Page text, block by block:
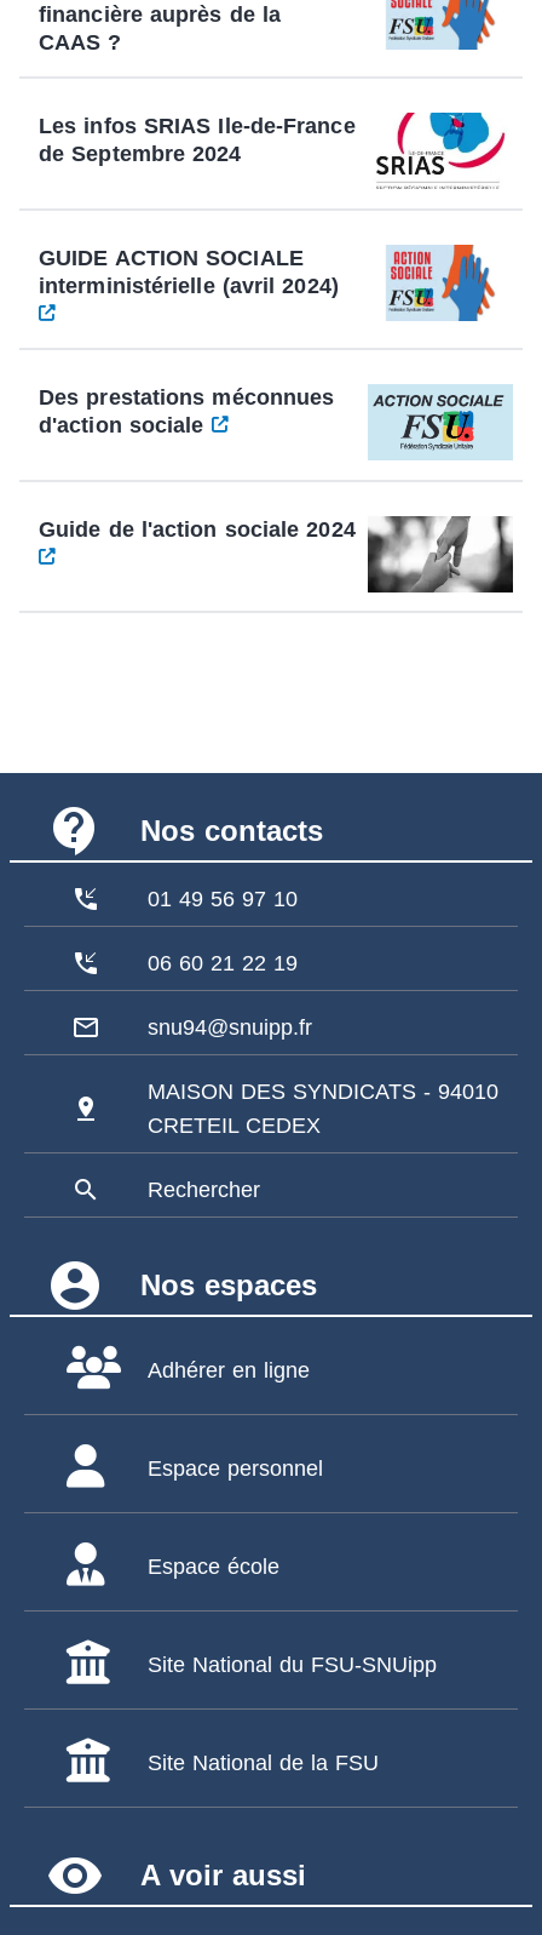
financière auprès de la
CAAS ?
Les infos SRIAS Ile-de-France
de Septembre 2024
GUIDE ACTION SOCIALE
interministérielle (avril 2024)
Des prestations méconnues
d'action sociale
Guide de l'action sociale 2024
contact_support Nos contacts
phone_callback 01 49 56 97 10
phone_callback 06 60 21 22 19
mail_outline snu94@snuipp.fr
pin_drop
MAISON DES SYNDICATS - 94010
CRETEIL CEDEX
search Rechercher
account_circle Nos espaces
Adhérer en ligne
Espace personnel
Espace école
Site National du FSU-SNUipp
Site National de la FSU
remove_red_eye A voir aussi